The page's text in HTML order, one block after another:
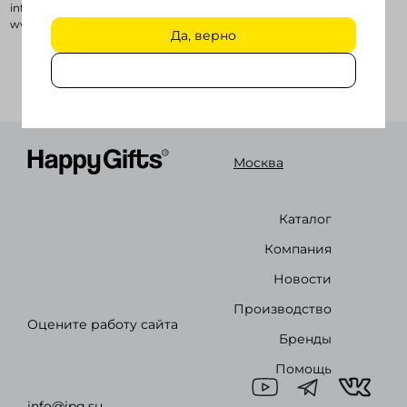
Да, верно
info@veer.kz
www.veer.kz
Оцените работу сайта
Москва
Каталог
Компания
Новости
Производство
Бренды
Помощь
Войти в кабинет